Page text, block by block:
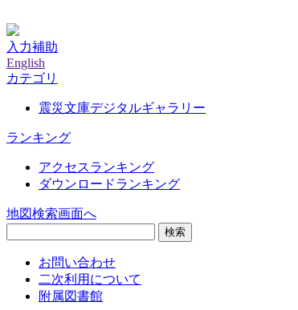
入力補助
English
カテゴリ
震災文庫デジタルギャラリー
ランキング
アクセスランキング
ダウンロードランキング
地図検索画面へ
検索
お問い合わせ
二次利用について
附属図書館